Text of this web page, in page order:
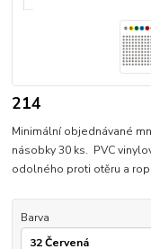
214
Minimální objednávané
násobky 30 ks. PVC
odolného proti otěru a
Barva